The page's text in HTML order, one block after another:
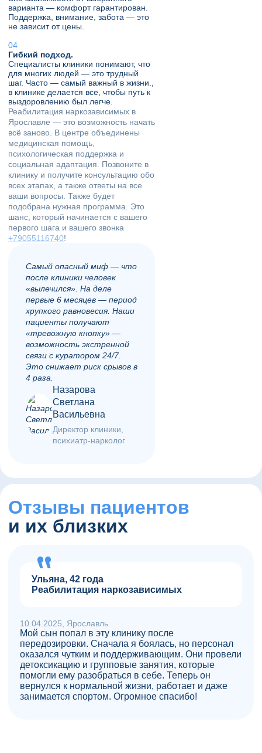
варианта — комфорт гарантирован.
Поддержка, внимание, забота — это
не зависит от цены.
Гибкий подход.
Специалисты клиники понимают, что
для многих людей — это трудный
шаг. Часто — самый важный в жизни.,
в клинике делается все, чтобы путь к
выздоровлению был легче.
Реабилитация наркозависимых в
Ярославле — это возможность начать
всё заново. В центре объединены
медицинская помощь,
психологическая поддержка и
социальная адаптация. Позвоните в
клинику и получите консультацию обо
всех этапах, а также ответы на все
ваши вопросы. Также будет
подобрана нужная программа. Это
шанс, который начинается с вашего
первого шага и вашего звонка
+79055116740!
Самый опасный миф — что
после клиники человек
«вылечился». На деле
первые 6 месяцев — период
хрупкого равновесия. Наши
пациенты получают
«тревожную кнопку» —
возможность экстренной
связи с куратором 24/7.
Это снижает риск срывов в
4 раза.
Назарова
Светлана
Васильевна
Директор клиники,
психиатр-нарколог
Отзывы пациентов
и их близких
Ульяна, 42 года
Реабилитация наркозависимых
10.04.2025, Ярославль
Мой сын попал в эту клинику после
передозировки. Сначала я боялась, но персонал
оказался чутким и поддерживающим. Они провели
детоксикацию и групповые занятия, которые
помогли ему разобраться в себе. Теперь он
вернулся к нормальной жизни, работает и даже
занимается спортом. Огромное спасибо!